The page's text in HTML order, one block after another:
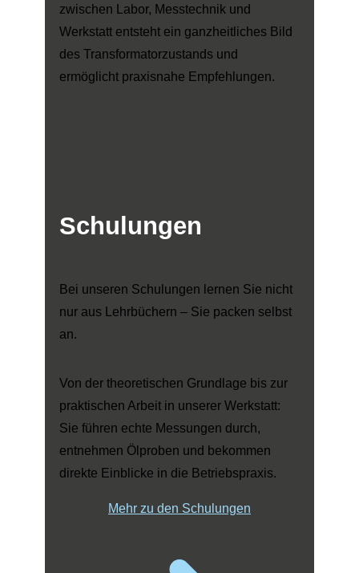
zwischen Labor, Messtechnik und
Werkstatt entsteht ein ganzheitliches Bild
des Transformatorzustands und
ermöglicht praxisnahe Empfehlungen.
Schulungen
Bei unseren Schulungen lernen Sie nicht
nur aus Lehrbüchern – Sie packen selbst
an.
Von der theoretischen Grundlage bis zur
praktischen Arbeit in unserer Werkstatt:
Sie führen echte Messungen durch,
entnehmen Ölproben und bekommen
direkte Einblicke in die Betriebspraxis.
Mehr zu den Schulungen